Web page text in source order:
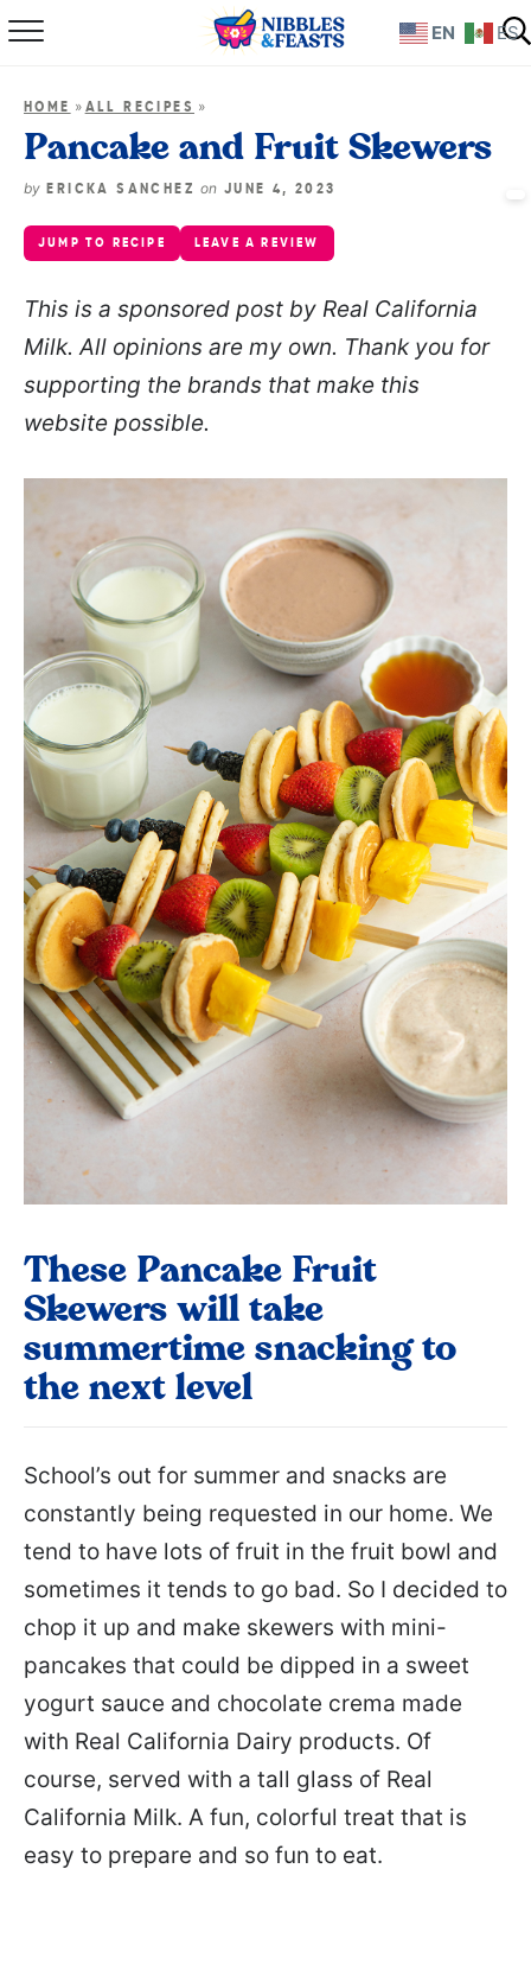
Home
Recipes
TV Show
Books
Shop
HOME » ALL RECIPES »
Pancake and Fruit Skewers
by ERICKA SANCHEZon JUNE 4, 2023
JUMP TO RECIPE LEAVE A REVIEW
This is a sponsored post by Real California
Milk. All opinions are my own. Thank you for
supporting the brands that make this
website possible.
These Pancake Fruit
Skewers will take
summertime snacking to
the next level
School’s out for summer and snacks are
constantly being requested in our home. We
tend to have lots of fruit in the fruit bowl and
sometimes it tends to go bad. So I decided to
chop it up and make skewers with mini-
pancakes that could be dipped in a sweet
yogurt sauce and chocolate crema made
with Real California Dairy products. Of
course, served with a tall glass of Real
California Milk. A fun, colorful treat that is
easy to prepare and so fun to eat.
EN ES